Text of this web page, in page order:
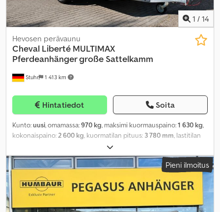
1 / 14
Stuhr 1 413 km
Hevosen perävaunu
Cheval Liberté MULTIMAX
Pferdeanhänger große Sattelkamm
Hintatiedot Soita
Kunto:uusi, omamassa:970 kg, maksimi kuormauspaino:1 630 kg,
kokonaispaino:2 600 kg, kuormatilan pituus: 3 780 mm, lastitilan
, kuormatilan korkeus:
185/65R14,
Pieni ilmoitus